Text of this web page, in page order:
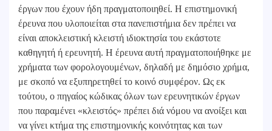
έργων που έχουν ήδη πραγματοποιηθεί. Η επιστημονική
έρευνα που υλοποιείται στα πανεπιστήμια δεν πρέπει να
είναι αποκλειστική κλειστή ιδιοκτησία του εκάστοτε
καθηγητή ή ερευνητή. Η έρευνα αυτή πραγματοποιήθηκε με
χρήματα των φορολογουμένων, δηλαδή με δημόσιο χρήμα,
με σκοπό να εξυπηρετηθεί το κοινό συμφέρον. Ως εκ
τούτου, ο πηγαίος κώδικας όλων των ερευνητικών έργων
που παραμένει «κλειστός» πρέπει διά νόμου να ανοίξει και
να γίνει κτήμα της επιστημονικής κοινότητας και των